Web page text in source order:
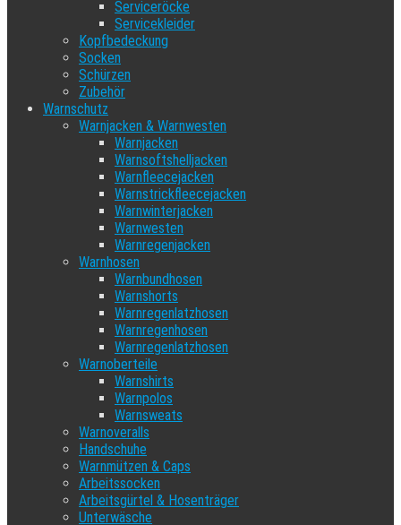
Serviceröcke
Servicekleider
Kopfbedeckung
Socken
Schürzen
Zubehör
Warnschutz
Warnjacken & Warnwesten
Warnjacken
Warnsoftshelljacken
Warnfleecejacken
Warnstrickfleecejacken
Warnwinterjacken
Warnwesten
Warnregenjacken
Warnhosen
Warnbundhosen
Warnshorts
Warnregenlatzhosen
Warnregenhosen
Warnregenlatzhosen
Warnoberteile
Warnshirts
Warnpolos
Warnsweats
Warnoveralls
Handschuhe
Warnmützen & Caps
Arbeitssocken
Arbeitsgürtel & Hosenträger
Unterwäsche